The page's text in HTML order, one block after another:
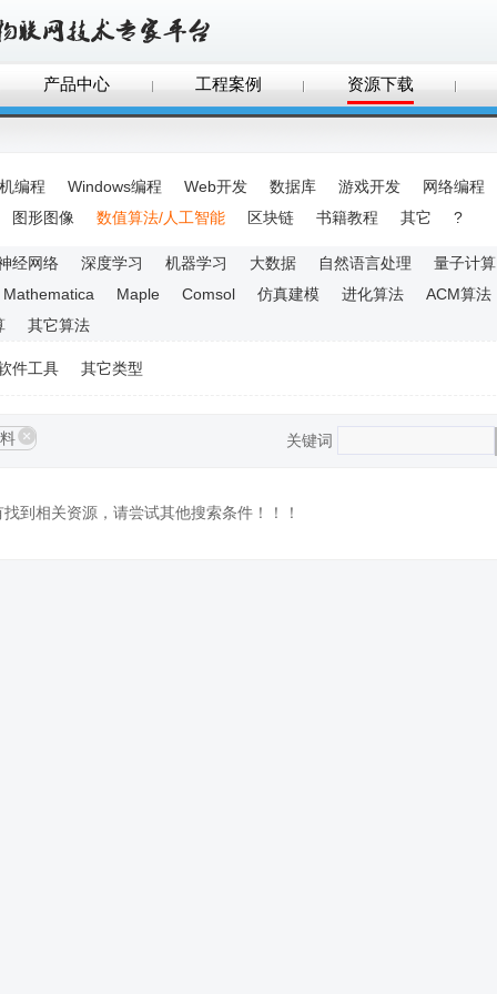
产品中心 工程案例 资源下载
编程 Windows编程 Web开发 数据库 游戏开发
网络编程
图形图像 数值算法/人工智能 区块链 书籍教程 其它 ?
经网络 深度学习 机器学习 大数据 自然语言处理
量子计算
Mathematica Maple Comsol 仿真建模 进化算法
ACM算法
其它算法
件工具 其它类型
关键词
到相关资源，请尝试其他搜索条件！！！